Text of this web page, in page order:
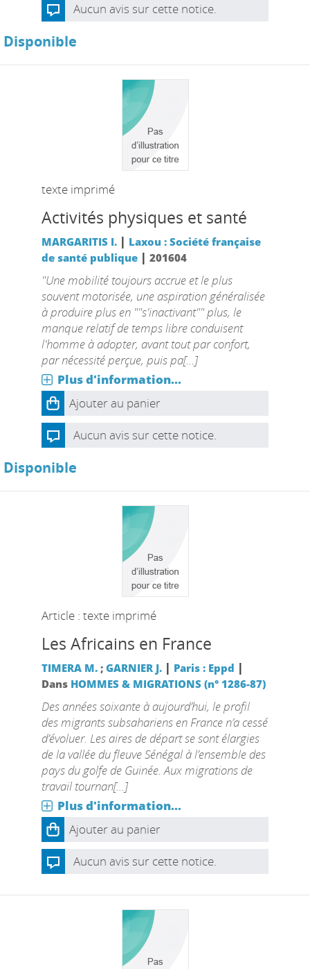
Aucun avis sur cette notice.
Disponible
texte imprimé
Activités physiques et santé
MARGARITIS I. | Laxou : Société française
de santé publique| 201604
"Une mobilité toujours accrue et le plus
souvent motorisée, une aspiration généralisée
à produire plus en ""s'inactivant"" plus, le
manque relatif de temps libre conduisent
l'homme à adopter, avant tout par confort,
par nécessité perçue, puis pa[...]
Plus d'information...
Ajouter au panier
Aucun avis sur cette notice.
Disponible
Article : texte imprimé
Les Africains en France
TIMERA M.; GARNIER J. | Paris : Eppd |
Dans HOMMES & MIGRATIONS (n° 1286-87)
Des années soixante à aujourd’hui, le profil
des migrants subsahariens en France n’a cessé
d’évoluer. Les aires de départ se sont élargies
de la vallée du fleuve Sénégal à l’ensemble des
pays du golfe de Guinée. Aux migrations de
travail tournan[...]
Plus d'information...
Ajouter au panier
Aucun avis sur cette notice.